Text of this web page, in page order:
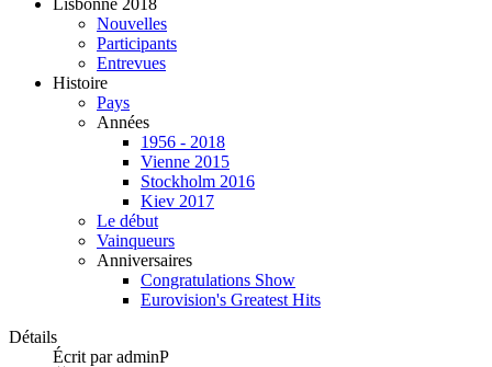
Lisbonne 2018
Nouvelles
Participants
Entrevues
Histoire
Pays
Années
1956 - 2018
Vienne 2015
Stockholm 2016
Kiev 2017
Le début
Vainqueurs
Anniversaires
Congratulations Show
Eurovision's Greatest Hits
Détails
Écrit paradminP